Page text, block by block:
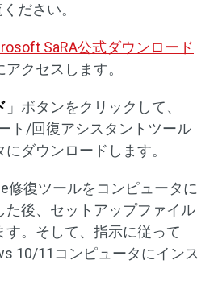
ださい。
SaRA公式ダウンロード
アクセスします。
」ボタンをクリックして、
ト/回復アシスタントツール
ダウンロードします。
修復ツールをコンピュータに
た後、セットアップファイル
す。そして、指示に従って
10/11コンピュータにインス